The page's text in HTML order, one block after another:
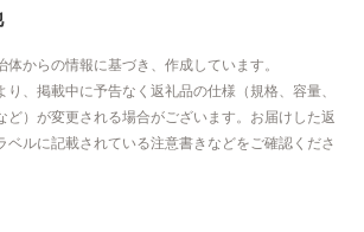
からの情報に基づき、作成しています。
り、掲載中に予告なく返礼品の仕様（規格、容量、
ど）が変更される場合がございます。お届けした返
ベルに記載されている注意書きなどをご確認くださ